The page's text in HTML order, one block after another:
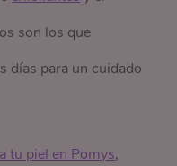
son los que
días para un cuidado
tu piel en Pomys,